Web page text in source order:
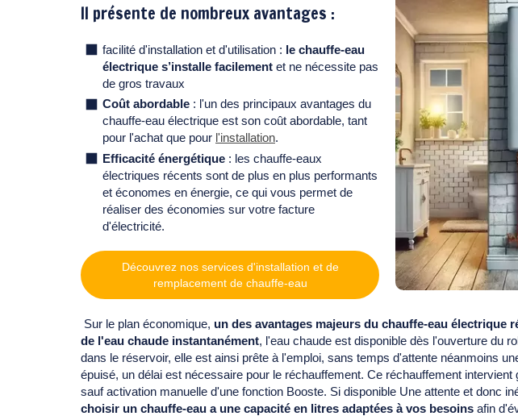
Il présente de nombreux avantages :
facilité d'installation et d'utilisation : le chauffe-eau
électrique s’installe facilement et ne nécessite pas
de gros travaux
Coût abordable : l'un des principaux avantages du
chauffe-eau électrique est son coût abordable, tant
pour l'achat que pour l'installation.
Efficacité énergétique : les chauffe-eaux
électriques récents sont de plus en plus performants
et économes en énergie, ce qui vous permet de
réaliser des économies sur votre facture
d'électricité.
Découvrez nos services d'installation et de
remplacement de chauffe-eau
Sur le plan économique, un des avantages majeurs du chauffe-eau électrique
de l'eau chaude instantanément, l'eau chaude est disponible dès l'ouverture du
dans le réservoir, elle est ainsi prête à l'emploi, sans temps d'attente néanmoins
épuisé, un délai est nécessaire pour le réchauffement. Ce réchauffement intervient
sauf activation manuelle d'une fonction Booste. Si disponible Une attente et donc
choisir un chauffe-eau a une capacité en litres adaptées à vos besoins afin